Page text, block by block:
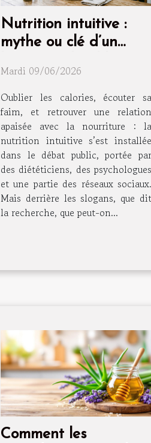
Nutrition intuitive :
mythe ou clé d’un
Mardi 09/06/2026
Oublier les calories, écouter sa
faim, et retrouver une relation
apaisée avec la nourriture : la
nutrition intuitive s’est installée
dans le débat public, portée par
des diététiciens, des psychologues
et une partie des réseaux sociaux.
Mais derrière les slogans, que dit
la recherche, que peut-on...
Comment les